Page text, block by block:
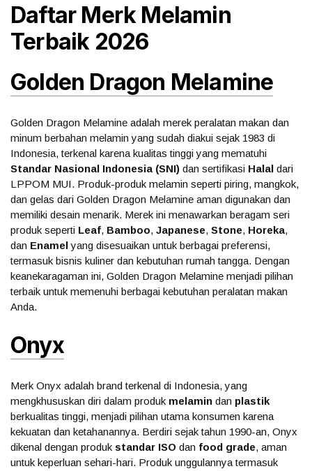
Daftar Merk Melamin
Terbaik 2026
Golden Dragon Melamine
Golden Dragon Melamine adalah merek peralatan makan dan
minum berbahan melamin yang sudah diakui sejak 1983 di
Indonesia, terkenal karena kualitas tinggi yang mematuhi
Standar Nasional Indonesia (SNI) dan sertifikasi Halal dari
LPPOM MUI. Produk-produk melamin seperti piring, mangkok,
dan gelas dari Golden Dragon Melamine aman digunakan dan
memiliki desain menarik. Merek ini menawarkan beragam seri
produk seperti Leaf, Bamboo, Japanese, Stone, Horeka,
dan Enamelyang disesuaikan untuk berbagai preferensi,
termasuk bisnis kuliner dan kebutuhan rumah tangga. Dengan
keanekaragaman ini, Golden Dragon Melamine menjadi pilihan
terbaik untuk memenuhi berbagai kebutuhan peralatan makan
Anda.
Onyx
Merk Onyx adalah brand terkenal di Indonesia, yang
mengkhususkan diri dalam produk melamin dan plastik
berkualitas tinggi, menjadi pilihan utama konsumen karena
kekuatan dan ketahanannya. Berdiri sejak tahun 1990-an, Onyx
dikenal dengan produk standar ISO dan food grade, aman
untuk keperluan sehari-hari. Produk unggulannya termasuk